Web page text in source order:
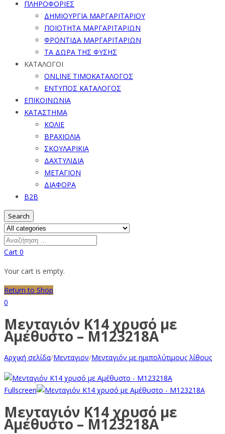
ΠΛΗΡΟΦΟΡΙΕΣ
ΔΗΜΙΟΥΡΓΙΑ ΜΑΡΓΑΡΙΤΑΡΙΟΥ
ΠΟΙΟΤΗΤΑ ΜΑΡΓΑΡΙΤΑΡΙΩΝ
ΦΡΟΝΤΙΔΑ ΜΑΡΓΑΡΙΤΑΡΙΩΝ
ΤΑ ΔΩΡΑ ΤΗΣ ΦΥΣΗΣ
ΚΑΤΑΛΟΓΟΙ
ONLINE ΤΙΜΟΚΑΤΑΛΟΓΟΣ
ΕΝΤΥΠΟΣ ΚΑΤΑΛΟΓΟΣ
ΕΠΙΚΟΙΝΩΝΙΑ
ΚΑΤΑΣΤΗΜΑ
ΚΟΛΙΕ
ΒΡΑΧΙΟΛΙΑ
ΣΚΟΥΛΑΡΙΚΙΑ
ΔΑΧΤΥΛΙΔΙΑ
ΜΕΤΑΓΙΟΝ
ΔΙΑΦΟΡΑ
B2B
Search
Cart 0
Your cart is empty.
Return to Shop
0
Μενταγιόν Κ14 χρυσό με
Αμέθυστο – M123218A
Αρχική σελίδα/Μενταγιον/Μενταγιόν με ημιπολύτιμους λίθους
Fullscreen
Μενταγιόν Κ14 χρυσό με
Αμέθυστο – M123218A